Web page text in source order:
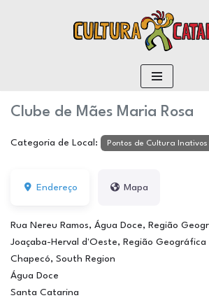
Clube de Mães Maria Rosa
Categoria de Local: Pontos de Cultura Inativos
Endereço Mapa
Rua Nereu Ramos, Água Doce, Região
Joaçaba-Herval d'Oeste, Região
Chapecó, South Region
Água Doce
Santa Catarina